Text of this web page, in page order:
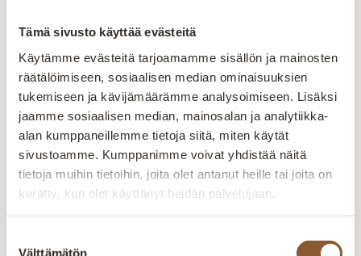
Tämä sivusto käyttää evästeitä
Käytämme evästeitä tarjoamamme sisällön ja mainosten
räätälöimiseen, sosiaalisen median ominaisuuksien
tukemiseen ja kävijämäärämme analysoimiseen. Lisäksi
jaamme sosiaalisen median, mainosalan ja analytiikka-
alan kumppaneillemme tietoja siitä, miten käytät
sivustoamme. Kumppanimme voivat yhdistää näitä
tietoja muihin tietoihin, joita olet antanut heille tai joita on
kerätty, kun olet käyttänyt heidän palvelujaan.
Välttämätön
Luotettavaa laatua pitkällä käyttöiällä – rungolla
ja jousistolla 25 vuoden takuu!
Tilaa nyt kotimainen Premium-jenkkisänky –
mukavuutta vuosiksi eteenpäin!
Tekniset tiedot
Kangas